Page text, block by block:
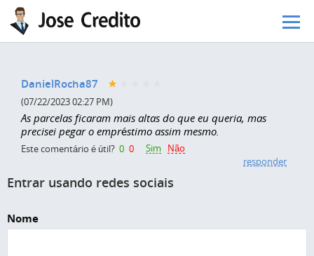
Pular para o conteúdo principal
DanielRocha87
(07/22/2023 02:27 PM)
As parcelas ficaram mais altas do que eu queria, mas
precisei pegar o empréstimo assim mesmo.
Este comentário é útil? 0 0 Sim
Não
responder
Entrar usando redes sociais
Nome